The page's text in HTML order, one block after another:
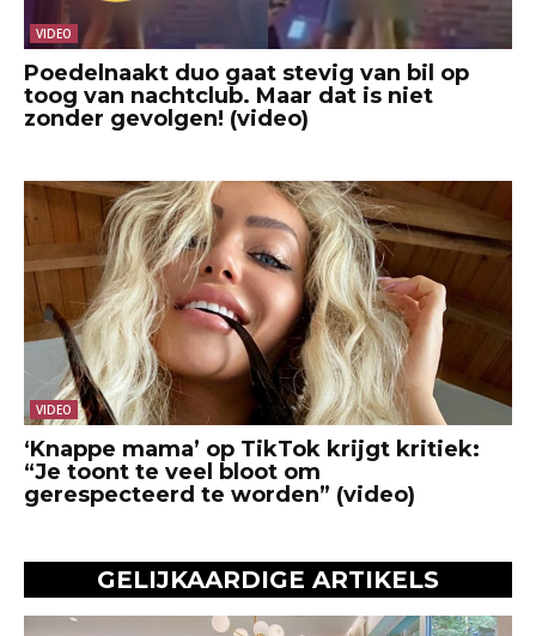
VIDEO
Poedelnaakt duo gaat stevig van bil op
toog van nachtclub. Maar dat is niet
zonder gevolgen! (video)
VIDEO
‘Knappe mama’ op TikTok krijgt kritiek:
“Je toont te veel bloot om
gerespecteerd te worden” (video)
GELIJKAARDIGE ARTIKELS